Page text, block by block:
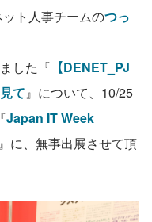
ト人事チームのつっ
した『 【DENET_PJ
て』について、10/25
Japan IT Week
』に、無事出展させて頂